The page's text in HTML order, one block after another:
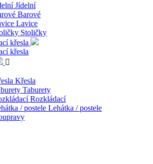
Jídelní
Barové
Lavice
Stoličky
křesla
křesla

Křesla
Taburety
Rozkládací
/ postele Lehátka / postele